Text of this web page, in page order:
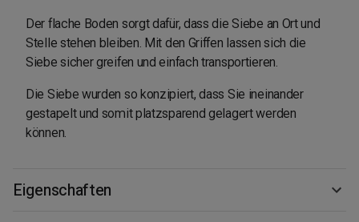
Der flache Boden sorgt dafür, dass die Siebe an Ort und
Stelle stehen bleiben. Mit den Griffen lassen sich die
Siebe sicher greifen und einfach transportieren.
Die Siebe wurden so konzipiert, dass Sie ineinander
gestapelt und somit platzsparend gelagert werden
können.
Eigenschaften